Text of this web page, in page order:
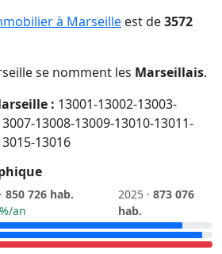
à Marseille est de3572
se nomment les Marseillais.
: 13001-13002-13003-
13008-13009-13010-13011-
13016
850 726 hab.
an
2025 ·873 076
hab.